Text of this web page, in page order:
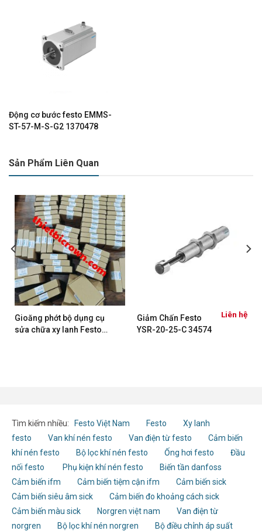
Động cơ bước festo EMMS-
ST-57-M-S-G2 1370478
Sản Phẩm Liên Quan
Gioăng phớt bộ dụng cụ
sửa chữa xy lanh Festo
Giảm Chấn Festo
YSR-20-25-C 34574
Liên hệ
Tìm kiếm nhiều: Festo Việt Nam Festo
Xy lanh
festo
Van khí nén festo Van điện từ festo
Cảm biến
khí nén festo
Bộ lọc khí nén festo Ống hơi festo
Đầu
nối festo
Phụ kiện khí nén festo
Biến tần danfoss
Cảm biến ifm
Cảm biến tiệm cận ifm
Cảm biến sick
Cảm biến siêu âm sick
Cảm biến đo khoảng cách sick
Cảm biến màu sick
Norgren việt nam
Van điện từ
norgren
Bộ lọc khí nén norgren
Bộ điều chỉnh áp suất